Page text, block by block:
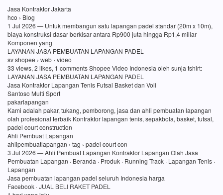
Jasa Kontraktor Jakarta
hco › Blog
1 Jul 2026 — Untuk membangun satu lapangan padel standar (20m x 10m),
biaya konstruksi dasar berkisar antara Rp900 juta hingga Rp1,4 miliar
Komponen yang
LAYANAN JASA PEMBUATAN LAPANGAN PADEL
sv shopee › web › video
33 views, 2 likes, 1 comments Shopee Video Indonesia oleh sunja tshirt:
LAYANAN JASA PEMBUATAN LAPANGAN PADEL
Jasa Kontraktor Lapangan Tenis Futsal Basket dan Voli
Santoso Multi Sport
pakarlapangan
Kami adalah pakar, tukang, pemborong, jasa dan ahli pembuatan lapangan
olah profesional terbaik Kontraktor lapangan tenis, sepakbola, basket, futsal,
padel court construction
Ahli Pembuat Lapangan
ahlipembuatlapangan › tag › padel court con
3 Jul 2026 — Ahli Pembuat Lapangan Kontraktor Lapangan Olah Jasa
Pembuatan Lapangan · Beranda · Produk · Running Track · Lapangan Tenis ·
Lapangan
Jasa pembuatan lapangan padel seluruh Indonesia harga
Facebook · JUAL BELI RAKET PADEL